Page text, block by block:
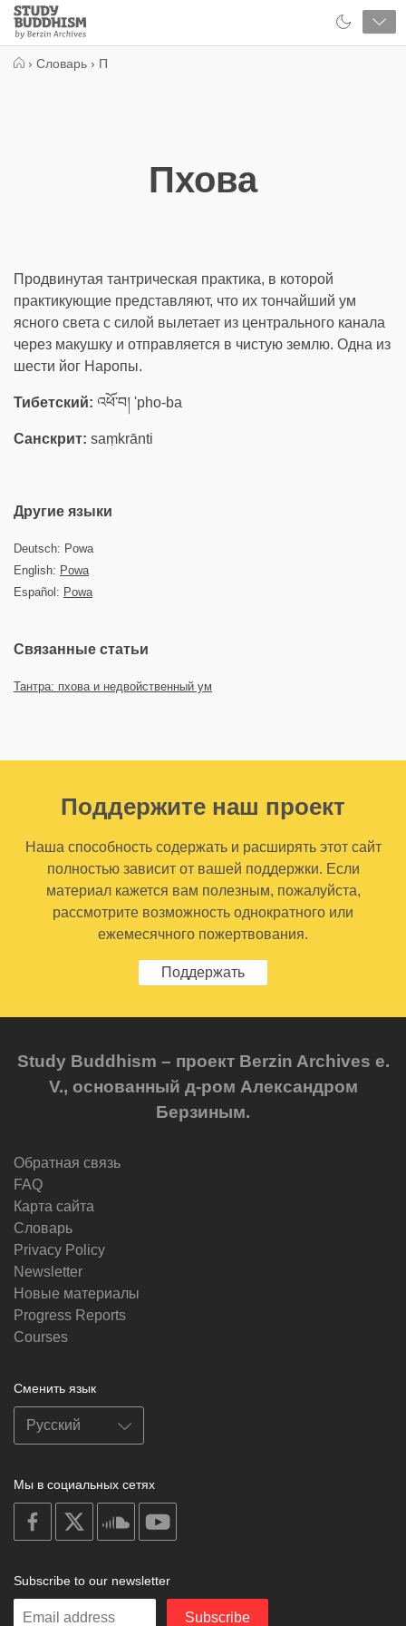
Close
Study
Buddhism
› Словарь › П
Пхова
Продвинутая тантрическая практика, в которой
практикующие представляют, что их тончайший ум
ясного света с силой вылетает из центрального канала
через макушку и отправляется в чистую землю. Одна из
шести йог Наропы.
Тибетский: འཕོ་བ། 'pho-ba
Санскрит: saṃkrānti
Другие языки
Deutsch: Powa
English: Powa
Español: Powa
Связанные статьи
Тантра: пхова и недвойственный ум
Поддержите наш проект
Наша способность содержать и расширять этот сайт
полностью зависит от вашей поддержки. Если
материал кажется вам полезным, пожалуйста,
рассмотрите возможность однократного или
ежемесячного пожертвования.
Поддержать
Study Buddhism – проект Berzin Archives e.
V., основанный д-ром Александром
Берзиным.
Обратная связь
FAQ
Карта сайта
Словарь
Privacy Policy
Newsletter
Новые материалы
Progress Reports
Courses
Сменить язык
Мы в социальных сетях
on
facebook
soundcloud
Subscribe to our newsletter
Enter
Subscribe